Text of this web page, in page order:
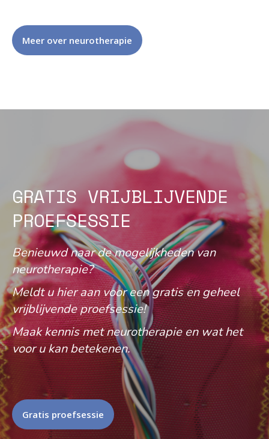
Meer over neurotherapie
GRATIS VRIJBLIJVENDE
PROEFSESSIE
Benieuwd naar de mogelijkheden van
neurotherapie?
Meldt u hier aan voor een gratis en geheel
vrijblijvende proefsessie!
Maak kennis met neurotherapie en wat het
voor u kan betekenen.
Gratis proefsessie